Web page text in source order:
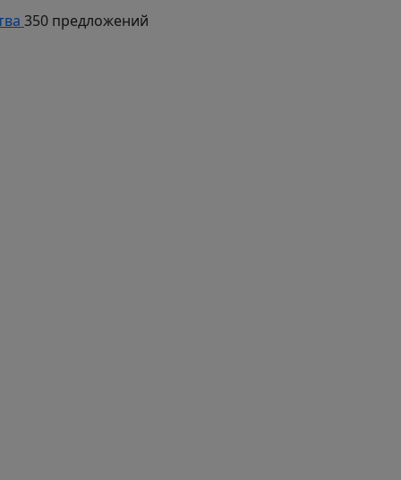
350 предложений